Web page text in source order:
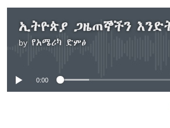
by የአሜሪካ ድምፅ
No media source
0:00